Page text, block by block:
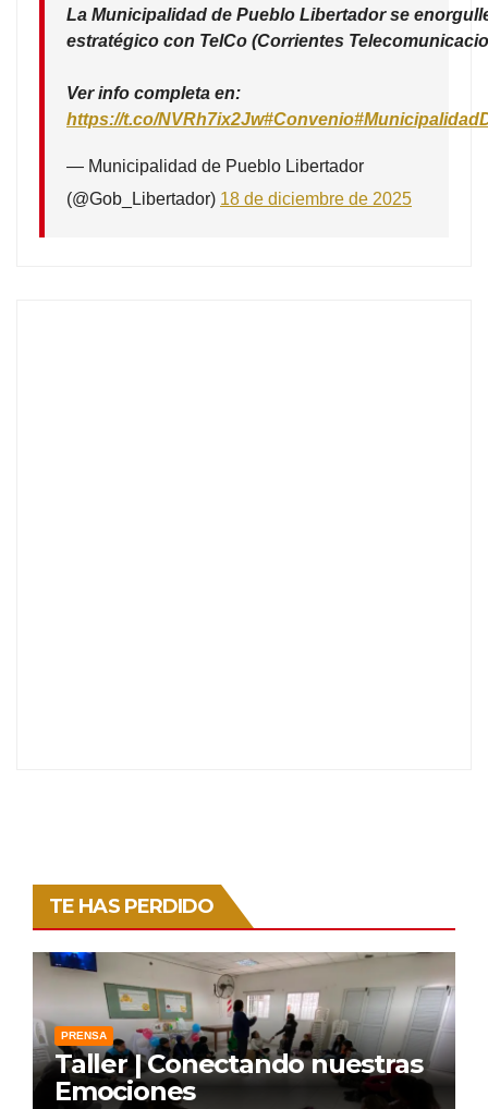
La Municipalidad de Pueblo Libertador se
estratégico con TelCo (Corrientes
Ver info completa en:
https://t.co/NVRh7ix2Jw#Convenio
— Municipalidad de Pueblo Libertador
(@Gob_Libertador) 18 de diciembre de 2025
TE HAS PERDIDO
PRENSA
Taller | Conectando nuestras
Emociones